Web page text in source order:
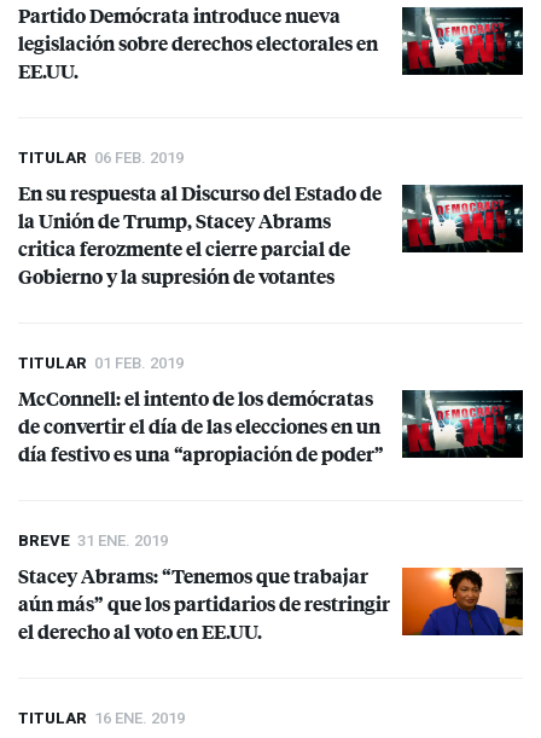
Partido Demócrata introduce nueva
legislación sobre derechos electorales en
EE.UU.
TITULAR 06 FEB. 2019
En su respuesta al Discurso del Estado de
la Unión de Trump, Stacey Abrams
critica ferozmente el cierre parcial de
Gobierno y la supresión de votantes
TITULAR 01 FEB. 2019
McConnell: el intento de los demócratas
de convertir el día de las elecciones en un
día festivo es una “apropiación de poder”
BREVE 31 ENE. 2019
Stacey Abrams: “Tenemos que trabajar
aún más” que los partidarios de restringir
el derecho al voto en EE.UU.
TITULAR 16 ENE. 2019